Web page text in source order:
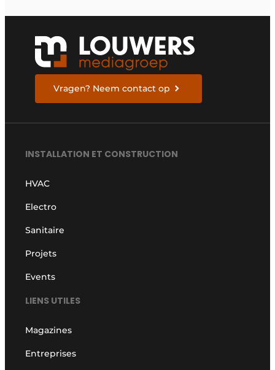
Vragen? Neem contact op
INSTALLATION ET CONSTRUCTION
HVAC
Electro
Sanitaire
Projets
Events
LIENS UTILES
Magazines
Entreprises